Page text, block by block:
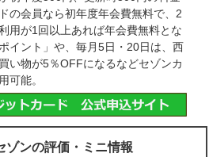
の会員なら初年度年会費無料で、2
用が1回以上あれば年会費無料とな
イント」や、毎月5日・20日は、西
い物が5％OFFになるなどセゾンカ
可能。
ゾンの評価・ミニ情報